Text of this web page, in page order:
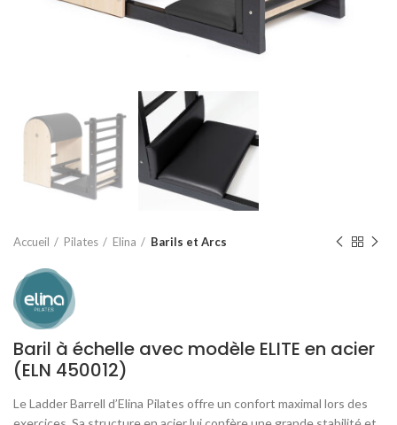
Accueil Pilates Elina Barils et Arcs
Baril à échelle avec modèle ELITE en acier
(ELN 450012)
Le Ladder Barrell d’Elina Pilates offre un confort maximal lors des